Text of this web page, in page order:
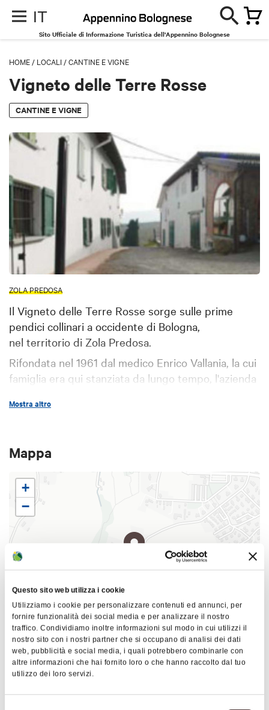
Questo sito web utilizza i cookie
Utilizziamo i cookie per personalizzare contenuti ed annunci, per
fornire funzionalità dei social media e per analizzare il nostro
traffico. Condividiamo inoltre informazioni sul modo in cui utilizzi il
nostro sito con i nostri partner che si occupano di analisi dei dati
web, pubblicità e social media, i quali potrebbero combinarle con
altre informazioni che hai fornito loro o che hanno raccolto dal tuo
utilizzo dei loro servizi.
IT
Sito Ufficiale di Informazione Turistica dell'Appennino Bolognese
HOME / LOCALI /CANTINE E VIGNE
Vigneto delle Terre Rosse
CANTINE E VIGNE
ZOLA PREDOSA
Il Vigneto delle Terre Rosse sorge sulle prime
pendici collinari a occidente di Bologna,
nel territorio di Zola Predosa.
Rifondata nel 1961 dal medico Enrico Vallania, la cui
famiglia era qui stanziata da lungo tempo, l'azienda
predominano i vitigni
Sauvignon,
caratteristiche delle argille calcareo-ferrose di
queste terre.
L'azienda offre la possibilità di:
visita del vigneto
I servizi sono offerti su prenotazione previo
appuntamento telefonico.
Mostra altro
Mappa
+
−
Leaflet |©OpenStreetMap contributors ©CARTO
Vigneto delle Terre Rosse